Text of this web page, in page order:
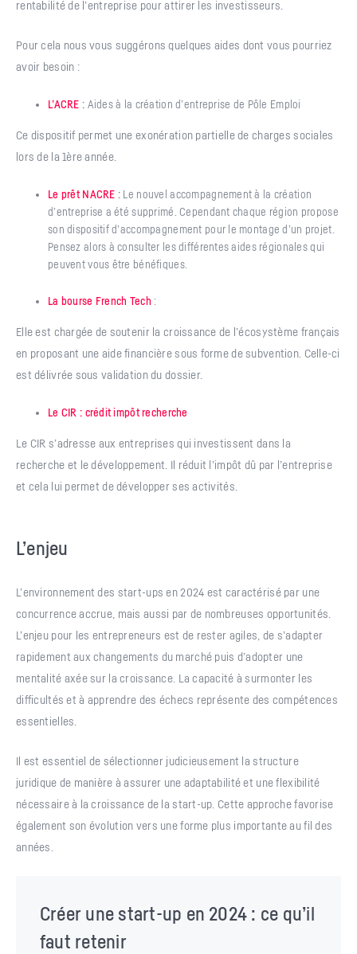
rentabilité de l’entreprise pour attirer les investisseurs.
Pour cela nous vous suggérons quelques aides dont vous pourriez
avoir besoin :
L’ACRE : Aides à la création d’entreprise de Pôle Emploi
Ce dispositif permet une exonération partielle de charges sociales
lors de la 1ère année.
Le prêt NACRE : Le nouvel accompagnement à la création
d’entreprise a été supprimé. Cependant chaque région propose
son dispositif d’accompagnement pour le montage d’un projet.
Pensez alors à consulter les différentes aides régionales qui
peuvent vous être bénéfiques.
La bourse French Tech :
Elle est chargée de soutenir la croissance de l’écosystème français
en proposant une aide financière sous forme de subvention. Celle-ci
est délivrée sous validation du dossier.
Le CIR : crédit impôt recherche
Le CIR s’adresse aux entreprises qui investissent dans la
recherche et le développement. Il réduit l’impôt dû par l’entreprise
et cela lui permet de développer ses activités.
L’enjeu
L’environnement des start-ups en 2024 est caractérisé par une
concurrence accrue, mais aussi par de nombreuses opportunités.
L’enjeu pour les entrepreneurs est de rester agiles, de s’adapter
rapidement aux changements du marché puis d’adopter une
mentalité axée sur la croissance. La capacité à surmonter les
difficultés et à apprendre des échecs représente des compétences
essentielles.
Il est essentiel de sélectionner judicieusement la structure
juridique de manière à assurer une adaptabilité et une flexibilité
nécessaire à la croissance de la start-up. Cette approche favorise
également son évolution vers une forme plus importante au fil des
années.
Créer une start-up en 2024 : ce qu’il
faut retenir